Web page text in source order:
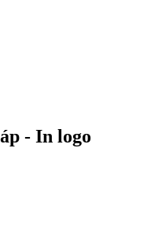
- In logo